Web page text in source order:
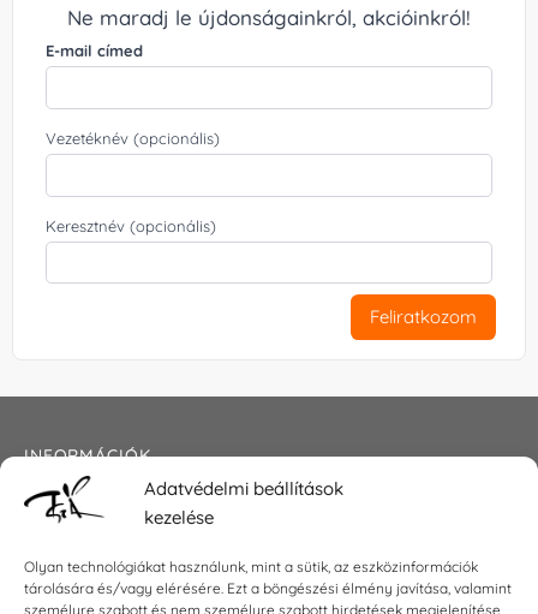
Adatvédelmi beállítások
kezelése
Olyan technológiákat használunk, mint a sütik, az eszközinformációk
tárolására és/vagy elérésére. Ezt a böngészési élmény javítása, valamint
személyre szabott és nem személyre szabott hirdetések megjelenítése
Ne maradj le újdonságainkról, akcióinkról!
E-mail címed
Vezetéknév (opcionális)
Keresztnév (opcionális)
Feliratkozom
INFORMÁCIÓK
Általános szerződési feltételek
Impresszum